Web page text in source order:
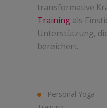
transformative
Training als
Unterstützung,
bereichert.
Personal Yoga